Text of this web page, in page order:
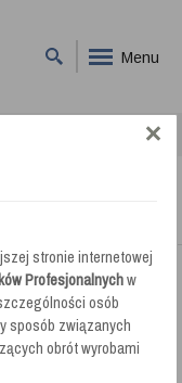
Menu
efektywne
STINGRAY
powierzchni. Dzięki
stronie internetowej
Profesjonalnychw
osób
sposób związanych
obrót wyrobami